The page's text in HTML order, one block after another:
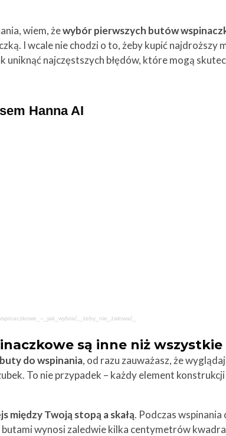
wiem, żewybór pierwszych butów
I wcale nie chodzi o to, żeby kupić najdroższy
uniknąć najczęstszych błędów, które mogą
Hanna AI
są inne niż wszystkie
buty do wspinania, od razu zauważasz, że
To nie przypadek – każdy element
Twoją stopą a skałą. Podczas
wynosi zaledwie kilka centymetrów